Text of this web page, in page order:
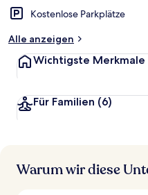
Kostenlose Parkplätze
Alle anzeigen
Wichtigste Merkmale
Für Familien (6)
Warum wir diese